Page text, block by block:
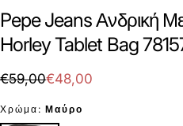
Pepe Jeans Ανδρική
Horley Tablet Bag
€48,00
Τιμή
€59,00Τιμή
έκπτωση
€48,00
Χρώμα: Μαύρο